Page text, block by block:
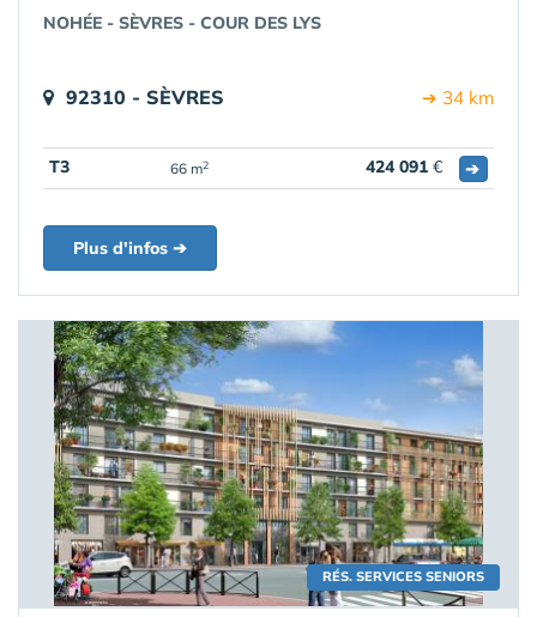
NOHÉE - SÈVRES - COUR DES LYS
92310 - SÈVRES ➔ 34 km
T3 66 m2 424 091 € ➔
Plus d'infos ➔
RÉS. SERVICES SENIORS